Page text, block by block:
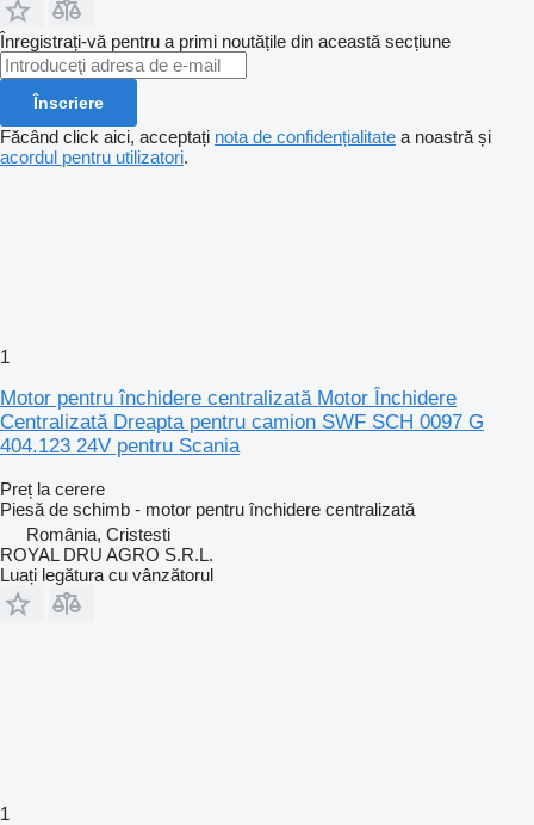
Înregistrați-vă pentru a primi noutățile din această secțiune
Înscriere
Făcând click aici, acceptați nota de confidențialitate a noastră și
acordul pentru utilizatori.
1
Motor pentru închidere centralizată Motor Închidere
Centralizată Dreapta pentru camion SWF SCH 0097 G
404.123 24V pentru Scania
Preț la cerere
Piesă de schimb - motor pentru închidere centralizată
România, Cristesti
ROYAL DRU AGRO S.R.L.
Luați legătura cu vânzătorul
1